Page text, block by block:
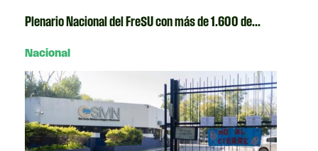
Plenario Nacional del FreSU con más de 1.600 de...
Nacional